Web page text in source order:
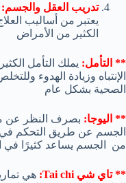
تدريب العقل والجسم:
يعتبر من أساليب
الكثير من الأمراض
** التأمل: يملك التأمل
الإنتباه وزيادة الهدوء
الصحية بشكل عام
** اليوجا: بصرف النظر عن
الجسم عن طريق التحكم في
من الجسم يساعد كثيرًا في
** تاي شي Tai chi:
هي